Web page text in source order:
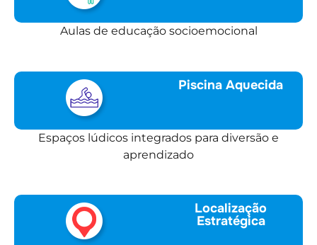
Aulas de educação socioemocional
Piscina Aquecida
Espaços lúdicos integrados para diversão e
aprendizado
Localização
Estratégica